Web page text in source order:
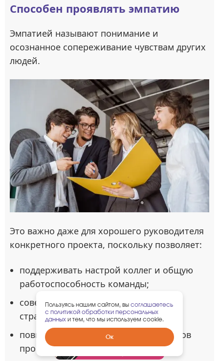
Способен проявлять эмпатию
Эмпатией называют понимание и
осознанное сопереживание чувствам других
людей.
Это важно даже для хорошего руководителя
конкретного проекта, поскольку позволяет:
поддерживать настрой коллег и общую
работоспособность команды;
совершенствовать менеджерские
стратегии;
повышать лояльность всех участников
проекта;
Забрать
гарантированный
Пользуясь нашим сайтом, вы соглашаетесь
с политикой обработки персональных
данных и тем, что мы используем cookie.
Ок